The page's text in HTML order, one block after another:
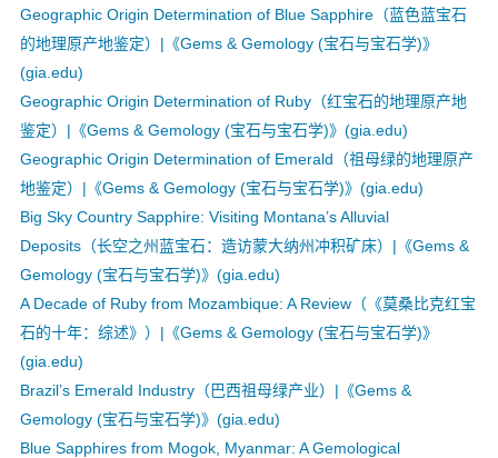
Geographic Origin Determination of Blue Sapphire（蓝色蓝宝石
的地理原产地鉴定）|《Gems & Gemology (宝石与宝石学)》
(gia.edu)
Geographic Origin Determination of Ruby（红宝石的地理原产地
鉴定）|《Gems & Gemology (宝石与宝石学)》(gia.edu)
Geographic Origin Determination of Emerald（祖母绿的地理原产
地鉴定）|《Gems & Gemology (宝石与宝石学)》(gia.edu)
Big Sky Country Sapphire: Visiting Montana’s Alluvial
Deposits（长空之州蓝宝石：造访蒙大纳州冲积矿床）|《Gems &
Gemology (宝石与宝石学)》(gia.edu)
A Decade of Ruby from Mozambique: A Review（《莫桑比克红宝
石的十年：综述》）|《Gems & Gemology (宝石与宝石学)》
(gia.edu)
Brazil’s Emerald Industry（巴西祖母绿产业）|《Gems &
Gemology (宝石与宝石学)》(gia.edu)
Blue Sapphires from Mogok, Myanmar: A Gemological